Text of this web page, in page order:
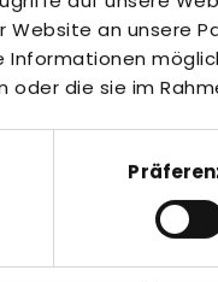
Website an unsere
Informationen
die sie im
hinzuzufügen oder
weiß
W white/rose